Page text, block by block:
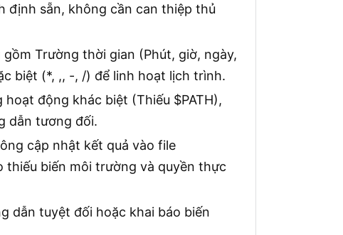
định sẵn, không cần can thiệp thủ
Trường thời gian (Phút, giờ, ngày,
biệt (*, ,, -, /) để linh hoạt lịch trình.
hoạt động khác biệt (Thiếu $PATH),
dẫn tương đối.
cập nhật kết quả vào file
thiếu biến môi trường và quyền thực
dẫn tuyệt đối hoặc khai báo biến